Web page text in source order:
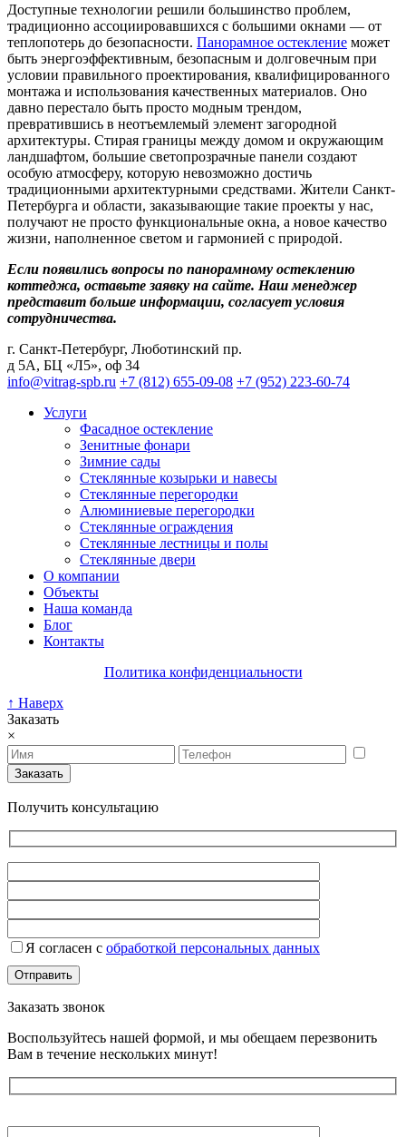
Доступные технологии решили большинство проблем,
традиционно ассоциировавшихся с большими окнами — от
теплопотерь до безопасности. Панорамное остекление может
быть энергоэффективным, безопасным и долговечным при
условии правильного проектирования, квалифицированного
монтажа и использования качественных материалов. Оно
давно перестало быть просто модным трендом,
превратившись в неотъемлемый элемент загородной
архитектуры. Стирая границы между домом и окружающим
ландшафтом, большие светопрозрачные панели создают
особую атмосферу, которую невозможно достичь
традиционными архитектурными средствами. Жители Санкт-
Петербурга и области, заказывающие такие проекты у нас,
получают не просто функциональные окна, а новое качество
жизни, наполненное светом и гармонией с природой.
Если появились вопросы по панорамному остеклению
коттеджа, оставьте заявку на сайте. Наш менеджер
представит больше информации, согласует условия
сотрудничества.
г. Санкт-Петербург, Люботинский пр.
д 5А, БЦ «Л5», оф 34
info@vitrag-spb.ru +7 (812) 655-09-08 +7 (952) 223-60-74
Услуги
Фасадное остекление
Зенитные фонари
Зимние сады
Стеклянные козырьки и навесы
Стеклянные перегородки
Алюминиевые перегородки
Стеклянные ограждения
Стеклянные лестницы и полы
Стеклянные двери
О компании
Объекты
Наша команда
Блог
Контакты
Политика конфиденциальности
↑ Наверх
Заказать
×
Получить консультацию
Я согласен с обработкой персональных данных
Заказать звонок
Воспользуйтесь нашей формой, и мы обещаем перезвонить
Вам в течение нескольких минут!